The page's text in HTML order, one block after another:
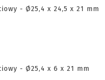
- Ø25,4 x 24,5 x 21 mm
- Ø25,4 x 6 x 21 mm